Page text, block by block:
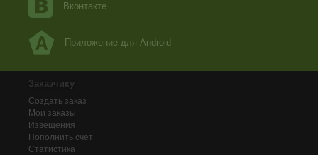
Вконтакте
Приложение для Android
Заказчику
Создать заказ
Мои заказы
Извещения
Пополнить счёт
Статистика